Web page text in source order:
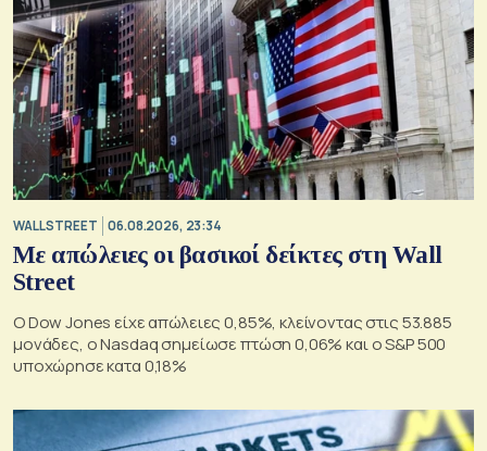
WALL STREET 06.08.2026, 23:34
Με απώλειες οι βασικοί δείκτες στη Wall
Street
Ο Dow Jones είχε απώλειες 0,85%, κλείνοντας στις 53.885
μονάδες, ο Nasdaq σημείωσε πτώση 0,06% και ο S&P 500
υποχώρησε κατα 0,18%